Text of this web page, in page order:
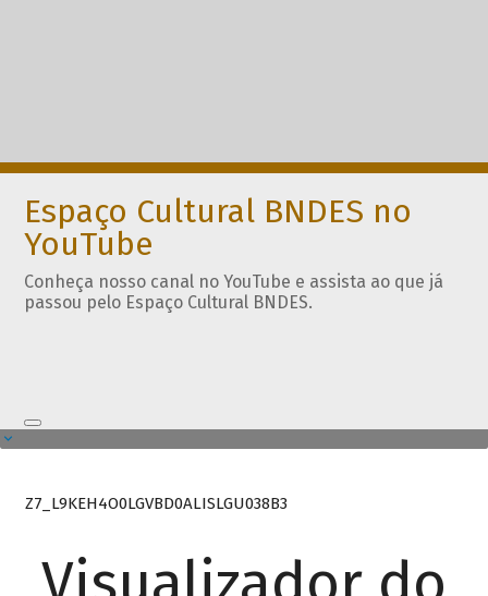
Espaço Cultural BNDES no
YouTube
Conheça nosso canal no YouTube e assista ao que já
passou pelo Espaço Cultural BNDES.
Z7_L9KEH4O0LGVBD0ALISLGU038B3